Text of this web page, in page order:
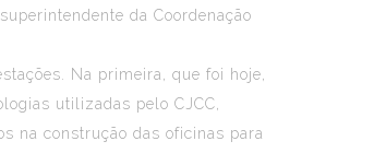
da Coordenação
Na primeira, que foi hoje,
utilizadas pelo CJCC,
na construção das oficinas para